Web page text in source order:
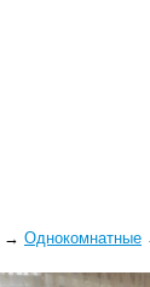
→ Однокомнатные